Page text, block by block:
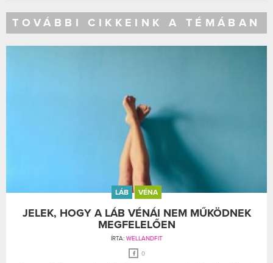
TOVÁBBI CIKKEINK A TÉMÁBAN
LÁB VÉNA
JELEK, HOGY A LÁB VÉNÁI NEM MŰKÖDNEK
MEGFELELŐEN
ÍRTA: WELLANDFIT
0